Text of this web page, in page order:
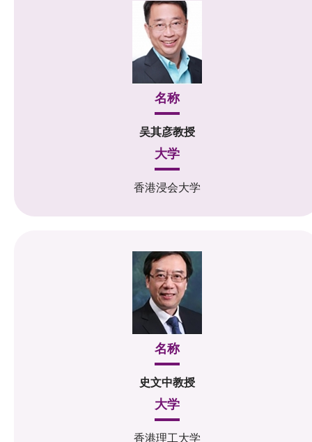
名称
吴其彦教授
大学
香港浸会大学
名称
史文中教授
大学
香港理工大学